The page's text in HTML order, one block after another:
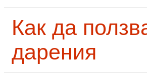
Как да
дарения